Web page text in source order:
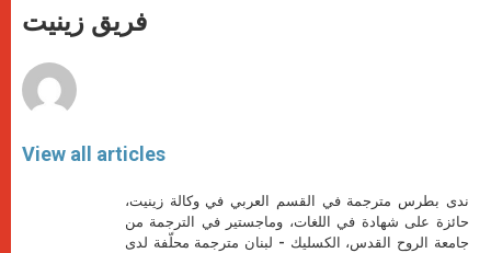
p
p
g
e
o
k
فريق زينيت
View all articles
ندى بطرس مترجمة في القسم العربي في وكالة زينيت،
حائزة على شهادة في اللغات، وماجستير في الترجمة من
جامعة الروح القدس، الكسليك - لبنان مترجمة محلّفة لدى